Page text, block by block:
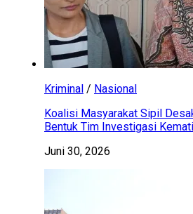
Kriminal / Nasional
Koalisi Masyarakat Sipil
Bentuk Tim Investigasi
Juni 30, 2026